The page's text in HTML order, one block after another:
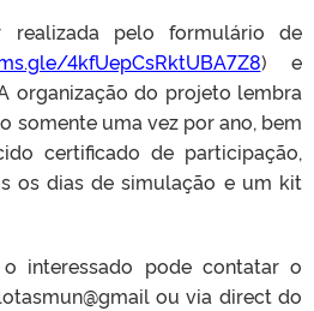
realizada pelo formulário de
4kfUepCsRktUBA7Z8) e
organização do projeto lembra
somente uma vez por ano, bem
certificado de participação,
os dias de simulação e um kit
interessado pode contatar o
ou via direct do